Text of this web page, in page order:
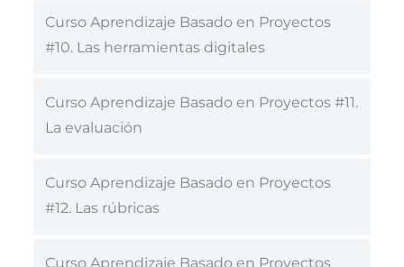
Curso Aprendizaje Basado en Proyectos
#10. Las herramientas digitales
Curso Aprendizaje Basado en Proyectos #11.
La evaluación
Curso Aprendizaje Basado en Proyectos
#12. Las rúbricas
Curso Aprendizaje Basado en Proyectos